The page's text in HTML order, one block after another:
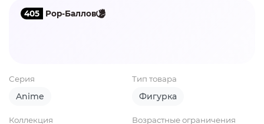
405 Pop-Баллов
Серия
Anime
Тип товара
Фигурка
Коллекция Возрастные ограничения